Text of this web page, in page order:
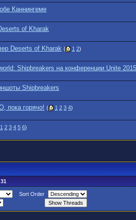
Каннингеме
of Kharak
Deserts of Kharak ( 1 2)
Shipbreakers на конференции Unite 2015
Shipbreakers
пока горячо! ( 1 2 3 4)
1 2 3 4 5 6)
Sort Order